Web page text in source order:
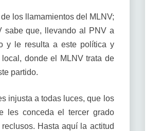
los llamamientos del MLNV;
sabe que, llevando al PNV a
y le resulta a este política y
donde el MLNV trata de
partido.
injusta a todas luces, que los
les conceda el tercer grado
Hasta aquí la actitud